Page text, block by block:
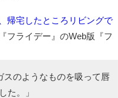
帰宅したところリビングで
フライデー』のWeb版『フ
スのようなものを吸って唇
た。」